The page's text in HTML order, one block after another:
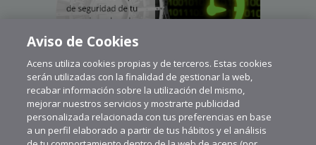
Aviso de Cookies
Acens utiliza cookies propias y de terceros. Estas cookies
serán utilizadas con la finalidad de gestionar la web,
recabar información sobre la utilización del mismo,
mejorar nuestros servicios y mostrarte publicidad
personalizada relacionada con tus preferencias en base
a un perfil elaborado a partir de tus hábitos y el análisis